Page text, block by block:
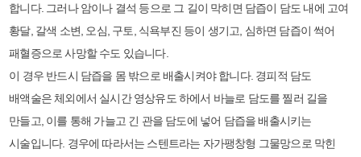
합니다. 그러나 암이나 결석 등으로 그 길이 막히면 담즙이 담도 내에 고여
황달, 갈색 소변, 오심, 구토, 식욕부진 등이 생기고, 심하면 담즙이 썩어
패혈증으로 사망할 수도 있습니다.
이 경우 반드시 담즙을 몸 밖으로 배출시켜야 합니다. 경피적 담도
배액술은 체외에서 실시간 영상유도 하에서 바늘로 담도를 찔러 길을
만들고, 이를 통해 가늘고 긴 관을 담도에 넣어 담즙을 배출시키는
시술입니다. 경우에 따라서는 스텐트라는 자가팽창형 그물망으로 막힌